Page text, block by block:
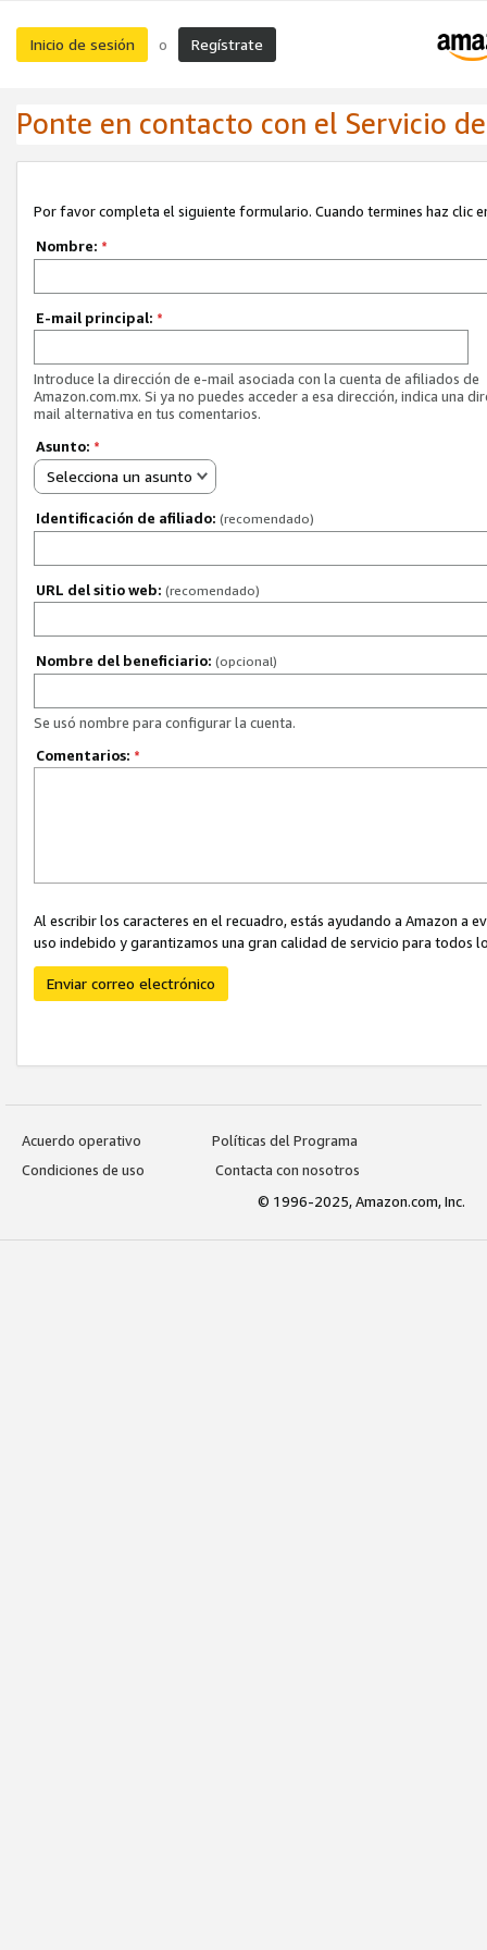
Inicio de sesión o Regístrate
Ponte en contacto con el Servicio
Por favor completa el siguiente formulario. Cuando termines haz clic
Nombre: *
E-mail principal: *
Introduce la dirección de e-mail asociada con la cuenta de afiliados de
Amazon.com.mx. Si ya no puedes acceder a esa dirección, indica una
mail alternativa en tus comentarios.
Asunto: *
Selecciona un asunto
Identificación de afiliado: (recomendado)
URL del sitio web: (recomendado)
Nombre del beneficiario: (opcional)
Se usó nombre para configurar la cuenta.
Comentarios: *
Al escribir los caracteres en el recuadro, estás ayudando a Amazon
uso indebido y garantizamos una gran calidad de servicio para todos
Enviar correo electrónico
Acuerdo operativo
Políticas del Programa
Condiciones de uso
Contacta con nosotros
© 1996-2025, Amazon.com, Inc.